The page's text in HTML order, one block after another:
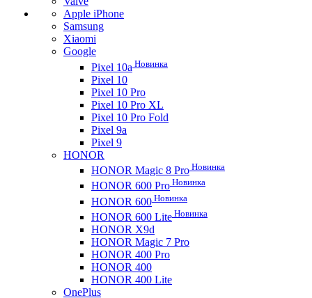
Apple iPhone
Samsung
Xiaomi
Google
Pixel 10a Новинка
Pixel 10
Pixel 10 Pro
Pixel 10 Pro XL
Pixel 10 Pro Fold
Pixel 9a
Pixel 9
HONOR
HONOR Magic 8 Pro Новинка
HONOR 600 Pro Новинка
HONOR 600 Новинка
HONOR 600 Lite Новинка
HONOR X9d
HONOR Magic 7 Pro
HONOR 400 Pro
HONOR 400
HONOR 400 Lite
OnePlus